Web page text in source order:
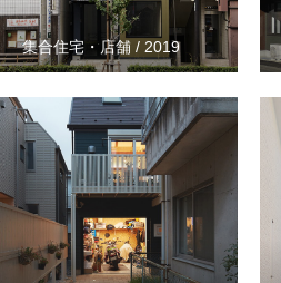
集合住宅・店舗 / 2019